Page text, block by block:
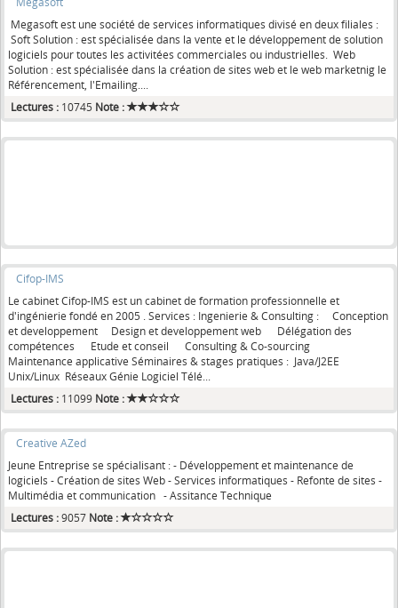
Megasoft est une société de services informatiques divisé en deux filiales :
Soft Solution : est spécialisée dans la vente et le développement de solution
logiciels pour toutes les activitées commerciales ou industrielles. Web
Solution : est spécialisée dans la création de sites web et le web marketnig le
Référencement, l'Emailing....
Lectures : 10745 Note :
Cifop-IMS
Le cabinet Cifop-IMS est un cabinet de formation professionnelle et
d'ingénierie fondé en 2005 . Services : Ingenierie & Consulting : Conception
et developpement Design et developpement web Délégation des
compétences Etude et conseil Consulting & Co-sourcing
Maintenance applicative Séminaires & stages pratiques : Java/J2EE
Unix/Linux Réseaux Génie Logiciel Télé...
Lectures : 11099 Note :
Creative AZed
Jeune Entreprise se spécialisant : - Développement et maintenance de
logiciels - Création de sites Web - Services informatiques - Refonte de sites -
Multimédia et communication - Assitance Technique
Lectures :9057 Note :